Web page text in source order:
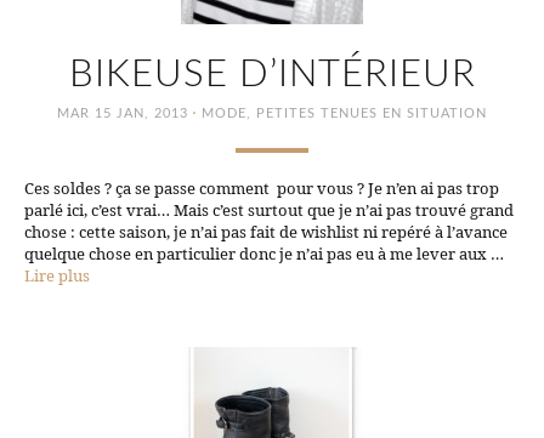
BIKEUSE D’INTÉRIEUR
MAR 15 JAN, 2013 · MODE PETITES TENUES EN SITUATION
Ces soldes ? ça se passe comment pour vous ? Je n’en ai pas trop
parlé ici, c’est vrai… Mais c’est surtout que je n’ai pas trouvé grand
chose : cette saison, je n’ai pas fait de wishlist ni repéré à l’avance
quelque chose en particulier donc je n’ai pas eu à me lever aux …
Lire plus